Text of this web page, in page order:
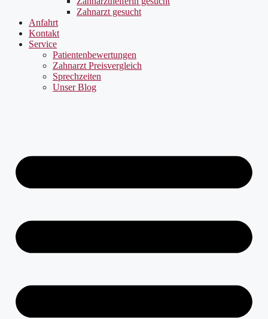
Zahnarzt gesucht
Anfahrt
Kontakt
Service
Patientenbewertungen
Zahnarzt Preisvergleich
Sprechzeiten
Unser Blog